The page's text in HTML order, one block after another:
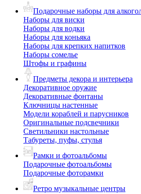
Подарочные наборы для
Наборы для виски
Наборы для водки
Наборы для коньяка
Наборы для крепких напитков
Наборы сомелье
Штофы и графины
Предметы декора и интерьера
Декоративное оружие
Декоративные фонтаны
Ключницы настенные
Модели кораблей и парусников
Оригинальные подсвечники
Светильники настольные
Табуреты, пуфы, стулья
Рамки и фотоальбомы
Подарочные фотоальбомы
Подарочные фоторамки
Ретро музыкальные центры